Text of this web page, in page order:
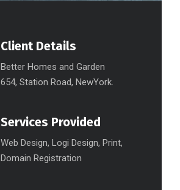
Client Details
Better Homes and Garden
654, Station Road, NewYork.
Services Provided
Web Design, Logi Design, Print,
Domain Registration